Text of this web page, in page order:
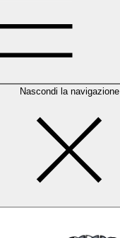
Nascondi la navigazione